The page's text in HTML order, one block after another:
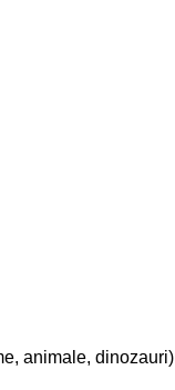
animale, dinozauri)